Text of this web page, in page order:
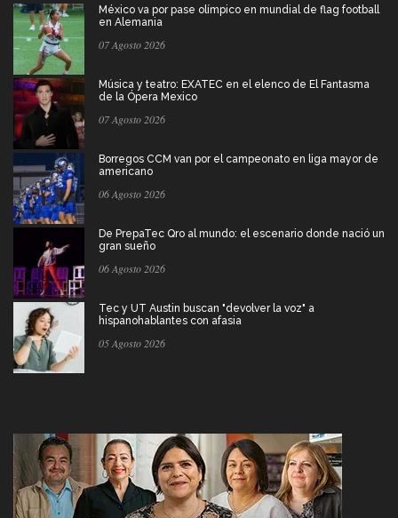
México va por pase olímpico en mundial de flag football
en Alemania
07 Agosto 2026
Música y teatro: EXATEC en el elenco de El Fantasma
de la Ópera Mexico
07 Agosto 2026
Borregos CCM van por el campeonato en liga mayor de
americano
06 Agosto 2026
De PrepaTec Qro al mundo: el escenario donde nació un
gran sueño
06 Agosto 2026
Tec y UT Austin buscan "devolver la voz" a
hispanohablantes con afasia
05 Agosto 2026